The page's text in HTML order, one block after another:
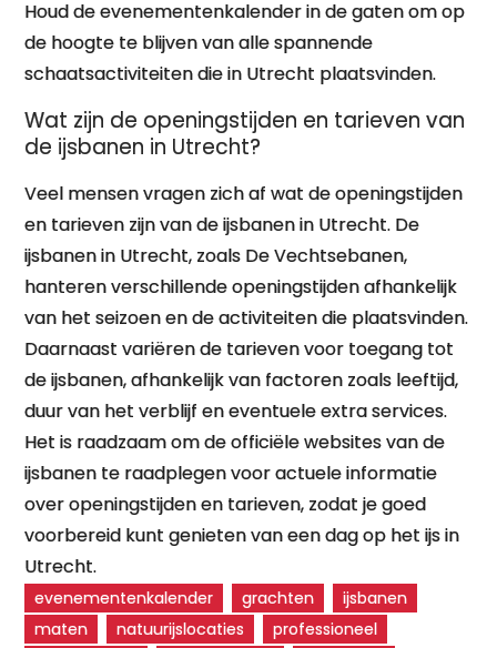
Houd de evenementenkalender in de gaten om op
de hoogte te blijven van alle spannende
schaatsactiviteiten die in Utrecht plaatsvinden.
Wat zijn de openingstijden en tarieven van
de ijsbanen in Utrecht?
Veel mensen vragen zich af wat de openingstijden
en tarieven zijn van de ijsbanen in Utrecht. De
ijsbanen in Utrecht, zoals De Vechtsebanen,
hanteren verschillende openingstijden afhankelijk
van het seizoen en de activiteiten die plaatsvinden.
Daarnaast variëren de tarieven voor toegang tot
de ijsbanen, afhankelijk van factoren zoals leeftijd,
duur van het verblijf en eventuele extra services.
Het is raadzaam om de officiële websites van de
ijsbanen te raadplegen voor actuele informatie
over openingstijden en tarieven, zodat je goed
voorbereid kunt genieten van een dag op het ijs in
Utrecht.
evenementenkalender grachten
ijsbanen
maten
natuurijslocaties
professioneel